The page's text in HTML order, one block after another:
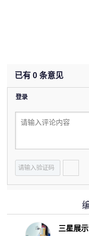
已有 0 条意见
登录
三星展